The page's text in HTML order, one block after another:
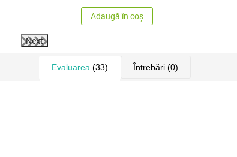
Adaugă în coș
Next
Evaluarea (33) Întrebări (0)